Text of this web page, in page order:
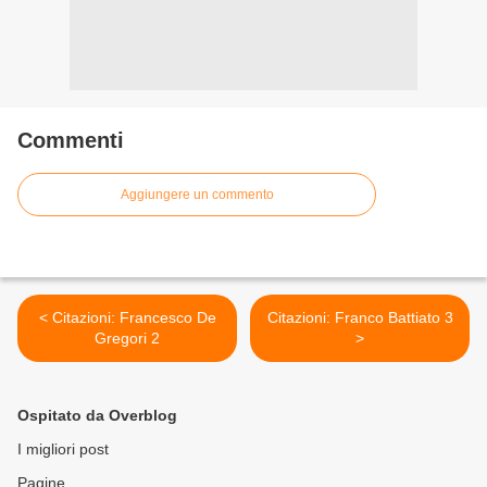
Commenti
Aggiungere un commento
< Citazioni: Francesco De
Gregori 2
Citazioni: Franco Battiato 3
>
Ospitato da Overblog
I migliori post
Pagine